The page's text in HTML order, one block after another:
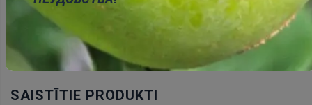
PAPILDU DOKUMENTĀCIJA
SAISTĪTIE PRODUKTI